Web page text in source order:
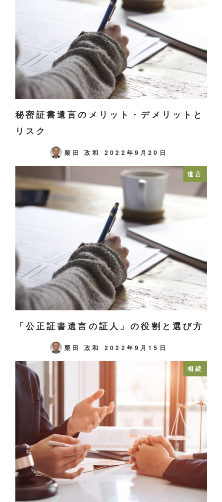
秘密証書遺言のメリット・デメリットと
リスク
栗田 政和 2022年9月20日
遺言
「公正証書遺言の証人」の役割と選び方
栗田 政和 2022年9月15日
相続